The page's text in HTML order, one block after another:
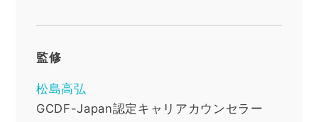
監修
松島高弘
GCDF-Japan認定キャリアカウンセラー